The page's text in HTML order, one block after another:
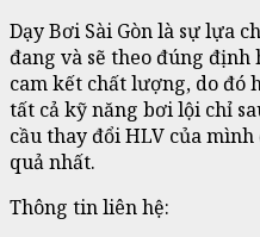
Dạy Bơi Sài Gòn là sự lựa
đang và sẽ theo đúng
cam kết chất lượng, do đó
tất cả kỹ năng bơi lội chỉ
cầu thay đổi HLV của
quả nhất.
Thông tin liên hệ: